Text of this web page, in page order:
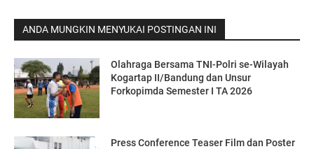
ANDA MUNGKIN MENYUKAI POSTINGAN INI
Olahraga Bersama TNI-Polri se-Wilayah
Kogartap II/Bandung dan Unsur
Forkopimda Semester I TA 2026
Press Conference Teaser Film dan Poster